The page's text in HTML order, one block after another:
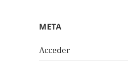
META
Acceder